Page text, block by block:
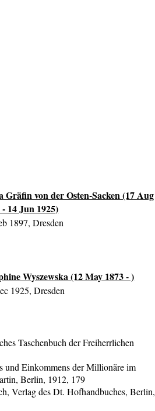
Gräfin von der Osten-Sacken (17 Aug
- 14 Jun 1925)
1897, Dresden
Wyszewska (12 May 1873 - )
1925, Dresden
Taschenbuch der Freiherrlichen
und Einkommens der Millionäre im
Berlin, 1912, 179
Verlag des Dt. Hofhandbuches, Berlin,